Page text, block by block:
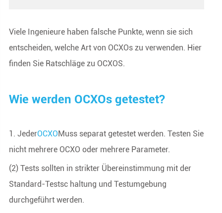
Viele Ingenieure haben falsche Punkte, wenn sie sich
entscheiden, welche Art von OCXOs zu verwenden. Hier
finden Sie Ratschläge zu OCXOS.
Wie werden OCXOs getestet?
1. JederOCXOMuss separat getestet werden. Testen Sie
nicht mehrere OCXO oder mehrere Parameter.
(2) Tests sollten in strikter Übereinstimmung mit der
Standard-Testsc haltung und Testumgebung
durchgeführt werden.